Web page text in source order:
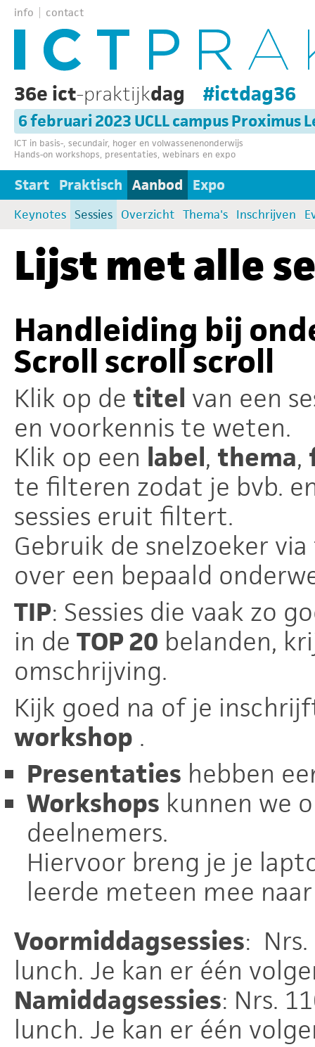
info contact
36e ict-praktijkdag #ictdag36
6 februari 2023 UCLL campus Proximus
ICT in basis-, secundair, hoger en volwassenenonderwijs
Hands-on workshops, presentaties, webinars en expo
Start Praktisch Aanbod Expo
Keynotes Sessies Overzicht Thema's Inschrijven
Lijst met alle
Handleiding bij
Scroll scroll scroll
Klik op de titel van een
en voorkennis te weten.
Klik op een label, thema,
te filteren zodat je bvb.
sessies eruit filtert.
Gebruik de snelzoeker
over een bepaald
TIP: Sessies die vaak zo
in de TOP 20 belanden,
omschrijving.
Kijk goed na of je
workshop .
Presentaties hebben
Workshops kunnen we
deelnemers.
Hiervoor breng je je
leerde meteen mee
Voormiddagsessies:
lunch. Je kan er één
Namiddagsessies: Nrs.
lunch. Je kan er één